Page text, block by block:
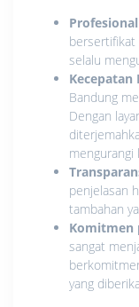
bersertifikat
selalu
Kecepatan
Bandung
Dengan
mengurangi
penjelasan
tambahan
Komitmen
sangat
yang